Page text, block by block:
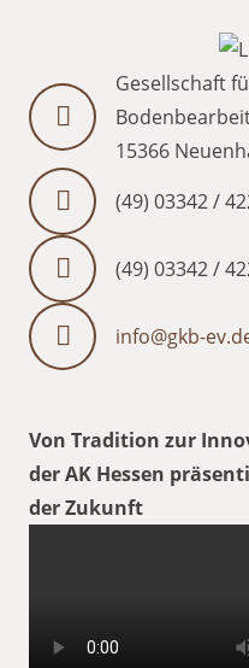
Gesellschaft
15366
(49) 03342 /
(49) 03342 /
info@gkb-
Von Tradition zur
der AK Hessen
der Zukunft